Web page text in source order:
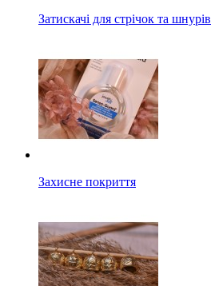
Затискачі для стрічок та шнурів
Захисне покриття